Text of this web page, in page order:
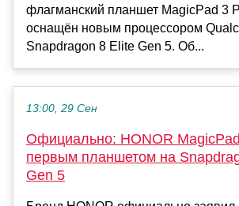
флагманский планшет MagicPad 3
оснащён новым процессором
Snapdragon 8 Elite Gen 5. Об...
13:00, 29 Сен
Официально: HONOR
первым планшетом на
Gen 5